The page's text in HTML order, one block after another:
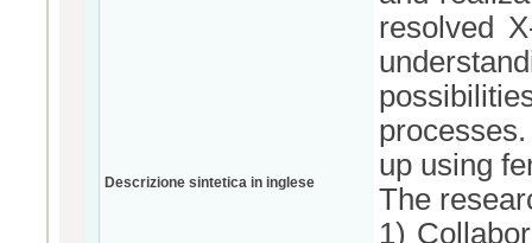
Descrizione sintetica in inglese
resolved
up using
The
1)